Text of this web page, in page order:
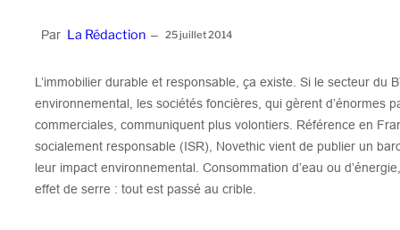
Par La Rédaction – 25 juillet 2014
L’immobilier durable et responsable, ça existe. Si le secteur du
environnemental, les sociétés foncières, qui gèrent d’énormes
commerciales, communiquent plus volontiers. Référence en
socialement responsable (ISR), Novethic vient de publier un
leur impact environnemental. Consommation d’eau ou
effet de serre : tout est passé au crible.